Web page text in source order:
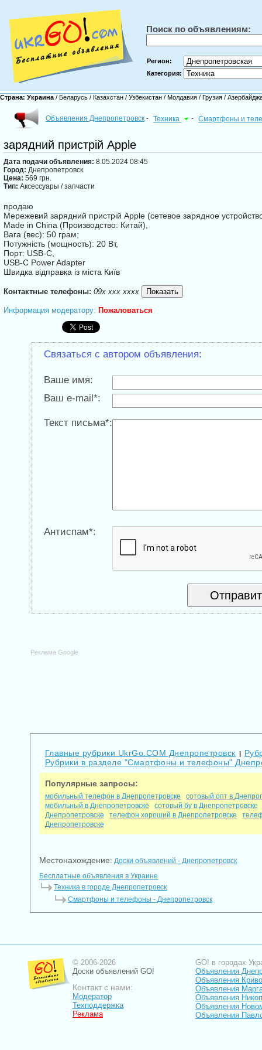
Поиск по объявлениям:
Регион:
Категория:
Страна: Украина / Беларусь / Казахстан / Узбекистан / Молдавия / Грузия /
Объявления Днепропетровск - Техника - Смартфоны и
зарядний пристрій Apple
Дата подачи объявления: 8.05.2024 08:45
Город: Днепропетровск
Цена: 569 грн.
Тип: Аксессуары / запчасти
продаю
Мережевий зарядний пристрій Apple (сетевое зарядное
Made in China (Производство: Китай),
Вага (вес): 50 грам;
Потужність (мощность): 20 Вт,
Порт: USB-C,
USB-C Power Adapter
Швидка відправка із міста Київ
Контактные телефоны: 09x xxx xxxx
Информация модератору: Пожаловаться
Связаться с автором объявления:
Ваше имя:
Ваш e-mail*:
Текст письма*:
Антиспам*:
Реклама Google
Главные рубрики UkrGo.COM Днепропетровск
Рубрики в разделе "Смартфоны и телефоны"
Популярные запросы:
мобильный телефон в Днепропетровске
сотовый опт в
мобильный в Днепропетровске
сотовый бу в Днепропетровске
Днепропетровске
телефон хороший в Днепропетровске
Днепропетровске
Местонахождение: Доски объявлений - Днепропетровск
Бесплатные объявления в Украине
Техника в городе Днепропетровск
Смартфоны и телефоны - Днепропетровск
© 2006-2026
Доски объявлений GO!
Контакт с нами:
Модератор
Техподдержка
Реклама
GO! в городах
Объявления
Объявления
Объявления
Объявления
Объявления
Объявления